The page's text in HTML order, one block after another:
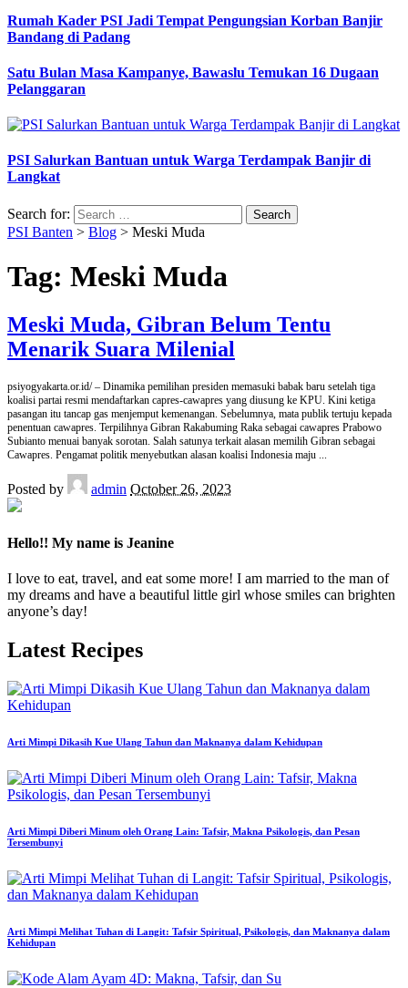
Rumah Kader PSI Jadi Tempat Pengungsian Korban Banjir
Bandang di Padang
Satu Bulan Masa Kampanye, Bawaslu Temukan 16 Dugaan
Pelanggaran
PSI Salurkan Bantuan untuk Warga Terdampak Banjir di
Langkat
Search for:
PSI Banten > Blog > Meski Muda
Tag: Meski Muda
Meski Muda, Gibran Belum Tentu
Menarik Suara Milenial
psiyogyakarta.or.id/ – Dinamika pemilihan presiden memasuki babak baru setelah tiga
koalisi partai resmi mendaftarkan capres-cawapres yang diusung ke KPU. Kini ketiga
pasangan itu tancap gas menjemput kemenangan. Sebelumnya, mata publik tertuju kepada
penentuan cawapres. Terpilihnya Gibran Rakabuming Raka sebagai cawapres Prabowo
Subianto menuai banyak sorotan. Salah satunya terkait alasan memilih Gibran sebagai
Cawapres. Pengamat politik menyebutkan alasan koalisi Indonesia maju ...
Posted by admin October 26, 2023
Hello!! My name is Jeanine
I love to eat, travel, and eat some more! I am married to the man of
my dreams and have a beautiful little girl whose smiles can brighten
anyone’s day!
Latest Recipes
Arti Mimpi Dikasih Kue Ulang Tahun dan Maknanya dalam Kehidupan
Arti Mimpi Diberi Minum oleh Orang Lain: Tafsir, Makna Psikologis, dan Pesan
Tersembunyi
Arti Mimpi Melihat Tuhan di Langit: Tafsir Spiritual, Psikologis, dan Maknanya dalam
Kehidupan